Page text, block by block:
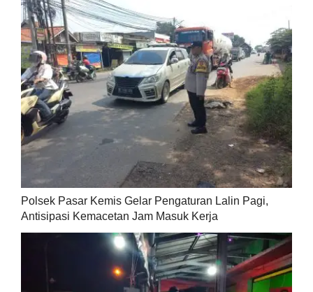
Polsek Pasar Kemis Gelar Pengaturan Lalin Pagi,
Antisipasi Kemacetan Jam Masuk Kerja